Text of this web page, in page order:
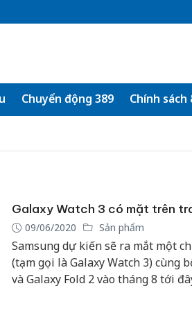
Chuyển động 389 Chính
Galaxy Watch 3 có mặt trên
09/06/2020 Sản phẩm
Samsung dự kiến sẽ ra mắt một
(tạm gọi là Galaxy Watch 3) cùng
và Galaxy Fold 2 vào tháng 8 tới